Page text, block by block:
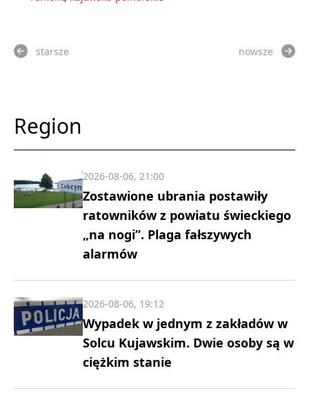
starsze nowsze
Region
Zostawione ubrania postawiły
ratowników z powiatu świeckiego
„na nogi”. Plaga fałszywych
alarmów
2026-08-06, 21:00
Wypadek w jednym z zakładów w
Solcu Kujawskim. Dwie osoby są w
ciężkim stanie
2026-08-06, 19:12